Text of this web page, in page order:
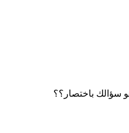
سؤالك باختصار؟؟